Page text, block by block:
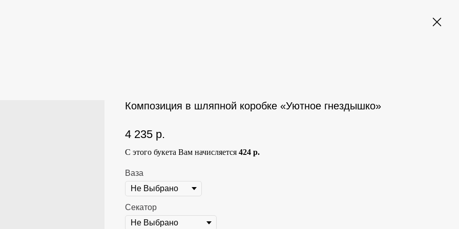
Композиция в шляпной коробке «Уютное гнездышко»
4 235 р.
С этого букета Вам начисляется 424 р.
Ваза
Секатор